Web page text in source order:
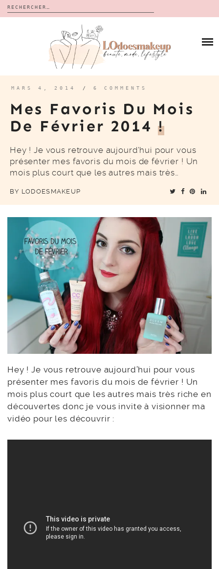
Rechercher :
CALENDRIERS DE L’AVENT
BON PLAN
À PROPOS
CONTACT
MARS 4, 2014 / 6 COMMENTS
Mes Favoris Du Mois
De Février 2014!
Hey ! Je vous retrouve aujourd’hui pour vous
présenter mes favoris du mois de février ! Un
mois plus court que les autres mais très…
BY LODOESMAKEUP
Hey ! Je vous retrouve aujourd’hui pour vous
présenter mes favoris du mois de février ! Un
mois plus court que les autres mais très riche en
découvertes donc je vous invite à visionner ma
vidéo pour les découvrir :